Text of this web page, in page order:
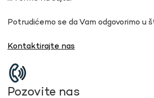
Potrudićemo se da Vam odgovorimo u
Kontaktirajte nas
Pozovite nas